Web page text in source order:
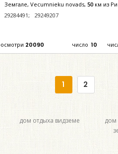
Земгале, Vecumnieku novads, 50 км из
29284491 ; 29249207
20090 число 10
1 2
дом отдыха видземе
дом